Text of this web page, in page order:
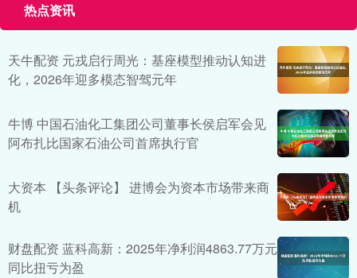
热点资讯
天牛配资 元戎启行周光：基座模型推动认知进
化，2026年迎多模态智驾元年
牛博 中国石油化工集团公司董事长侯启军会见
阿布扎比国家石油公司首席执行官
大资本 【头条评论】 进博会为资本市场带来商
机
财盘配资 蓝科高新：2025年净利润4863.77万元
同比扭亏为盈